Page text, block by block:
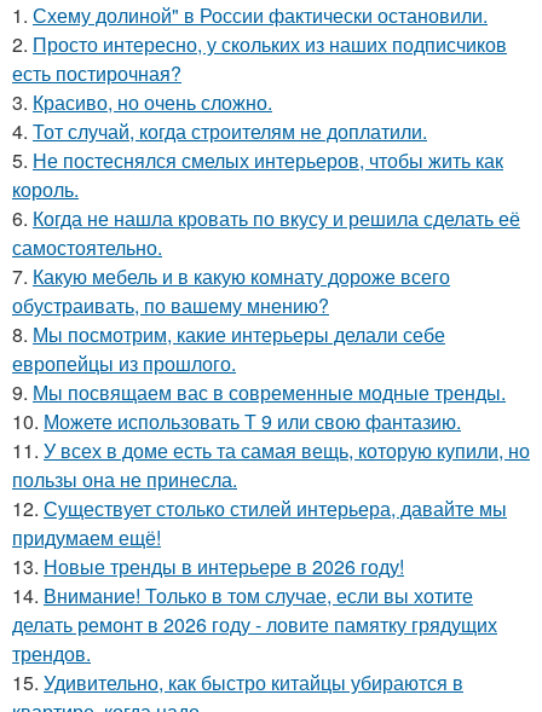
1. Схему долиной" в России фактически остановили.
2. Просто интересно, у скольких из наших подписчиков
есть постирочная?
3. Красиво, но очень сложно.
4. Тот случай, когда строителям не доплатили.
5. Не постеснялся смелых интерьеров, чтобы жить как
король.
6. Когда не нашла кровать по вкусу и решила сделать её
самостоятельно.
7. Какую мебель и в какую комнату дороже всего
обустраивать, по вашему мнению?
8. Мы посмотрим, какие интерьеры делали себе
европейцы из прошлого.
9. Мы посвящаем вас в современные модные тренды.
10. Можете использовать Т 9 или свою фантазию.
11. У всех в доме есть та самая вещь, которую купили, но
пользы она не принесла.
12. Существует столько стилей интерьера, давайте мы
придумаем ещё!
13. Новые тренды в интерьере в 2026 году!
14. Внимание! Только в том случае, если вы хотите
делать ремонт в 2026 году - ловите памятку грядущих
трендов.
15. Удивительно, как быстро китайцы убираются в